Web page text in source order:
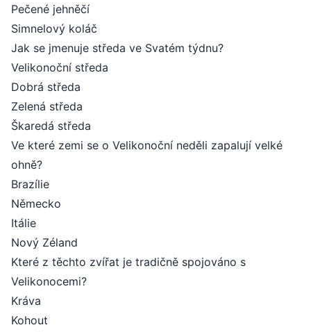
Pečené jehněčí
Simnelový koláč
Jak se jmenuje středa ve Svatém týdnu?
Velikonoční středa
Dobrá středa
Zelená středa
Škaredá středa
Ve které zemi se o Velikonoční neděli zapalují velké
ohně?
Brazílie
Německo
Itálie
Nový Zéland
Které z těchto zvířat je tradičně spojováno s
Velikonocemi?
Kráva
Kohout